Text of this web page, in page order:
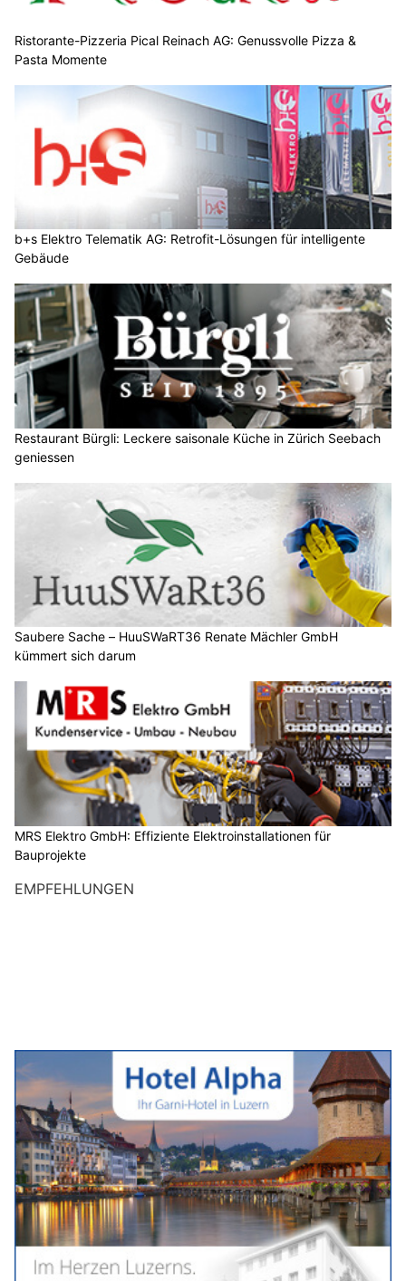
Ristorante-Pizzeria Pical Reinach AG: Genussvolle Pizza &
Pasta Momente
b+s Elektro Telematik AG: Retrofit-Lösungen für intelligente
Gebäude
Restaurant Bürgli: Leckere saisonale Küche in Zürich Seebach
geniessen
Saubere Sache – HuuSWaRT36 Renate Mächler GmbH
kümmert sich darum
MRS Elektro GmbH: Effiziente Elektroinstallationen für
Bauprojekte
EMPFEHLUNGEN